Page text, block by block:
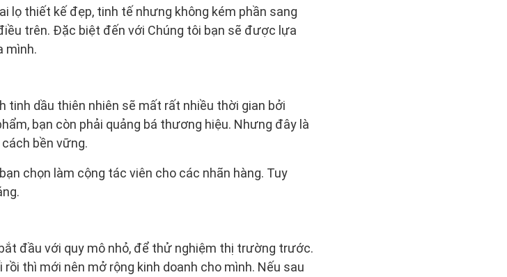
lọ thiết kế đẹp, tinh tế nhưng không kém phần sang
trên. Đặc biệt đến với Chúng tôi bạn sẽ được lựa
mình.
tinh dầu thiên nhiên sẽ mất rất nhiều thời gian bởi
bạn còn phải quảng bá thương hiệu. Nhưng đây là
bền vững.
chọn làm cộng tác viên cho các nhãn hàng. Tuy
đầu với quy mô nhỏ, để thử nghiệm thị trường trước.
thì mới nên mở rộng kinh doanh cho mình. Nếu sau